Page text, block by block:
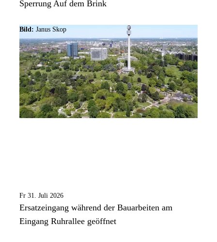
Sperrung Auf dem Brink
Bild: Janus Skop
Fr 31. Juli 2026
Ersatzeingang während der Bauarbeiten am
Eingang Ruhrallee geöffnet